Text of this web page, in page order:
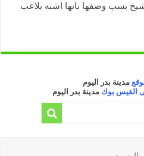
بسب وصفها بانها اشبه بلاعب
مدينة بدر اليوم
الفيس بوك مدينة بدر اليوم